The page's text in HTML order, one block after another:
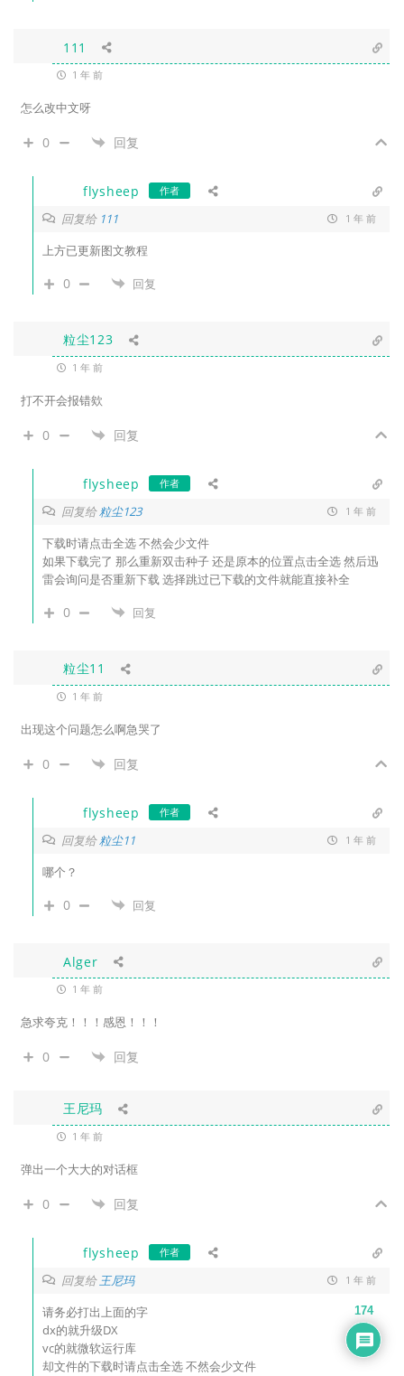
111
1 年 前
怎么改中文呀
0 回复
flysheep 作者
回复给 111 1 年 前
上方已更新图文教程
0 回复
粒尘123
1 年 前
打不开会报错欸
0 回复
flysheep 作者
回复给粒尘123 1 年 前
下载时请点击全选 不然会少文件
如果下载完了 那么重新双击种子 还是原本的位置点击全选 然后迅
雷会询问是否重新下载 选择跳过已下载的文件就能直接补全
0 回复
粒尘11
1 年 前
出现这个问题怎么啊急哭了
0 回复
flysheep 作者
回复给粒尘11 1 年 前
哪个？
0 回复
Alger
1 年 前
急求夸克！！！感恩！！！
0 回复
王尼玛
1 年 前
弹出一个大大的对话框
0 回复
flysheep 作者
回复给 王尼玛 1 年 前
请务必打出上面的字
dx的就升级DX
vc的就微软运行库
却文件的下载时请点击全选 不然会少文件
174